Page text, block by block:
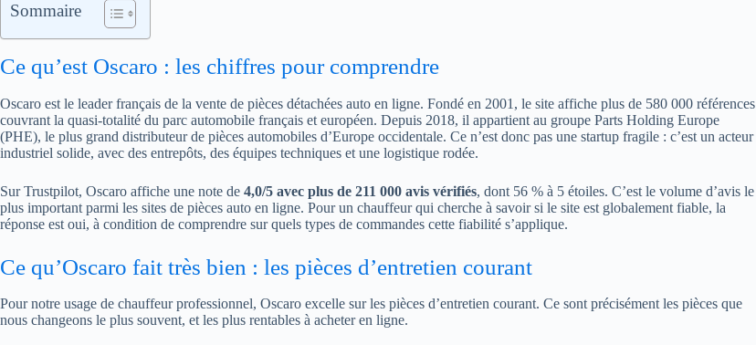
Sommaire
Ce qu’est Oscaro : les chiffres pour comprendre
Oscaro est le leader français de la vente de pièces détachées auto en ligne. Fondé en 2001, le site affiche plus de 580 000 références
couvrant la quasi-totalité du parc automobile français et européen. Depuis 2018, il appartient au groupe Parts Holding Europe
(PHE), le plus grand distributeur de pièces automobiles d’Europe occidentale. Ce n’est donc pas une startup fragile : c’est un acteur
industriel solide, avec des entrepôts, des équipes techniques et une logistique rodée.
Sur Trustpilot, Oscaro affiche une note de 4,0/5 avec plus de 211 000 avis vérifiés, dont 56 % à 5 étoiles. C’est le volume d’avis le
plus important parmi les sites de pièces auto en ligne. Pour un chauffeur qui cherche à savoir si le site est globalement fiable, la
réponse est oui, à condition de comprendre sur quels types de commandes cette fiabilité s’applique.
Ce qu’Oscaro fait très bien : les pièces d’entretien courant
Pour notre usage de chauffeur professionnel, Oscaro excelle sur les pièces d’entretien courant. Ce sont précisément les pièces que
nous changeons le plus souvent, et les plus rentables à acheter en ligne.